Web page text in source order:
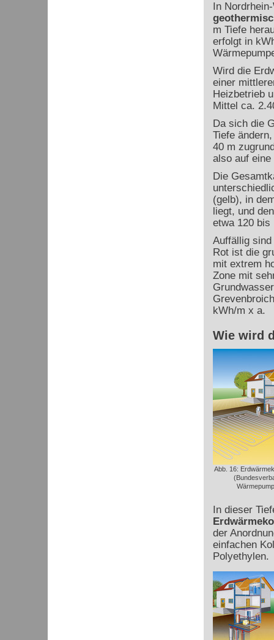
In
m Tiefe
erfolgt in
Wird die
einer
Heizbetrieb
Mittel ca.
Da sich die
Tiefe
40 m
also auf
Die
(gelb), in
liegt, und
etwa 120 bis
Auffällig
Rot ist die
mit extrem
Zone mit
kWh/m x a.
Wie wird
Abb. 16:
In dieser
der
einfachen
Polyethylen.